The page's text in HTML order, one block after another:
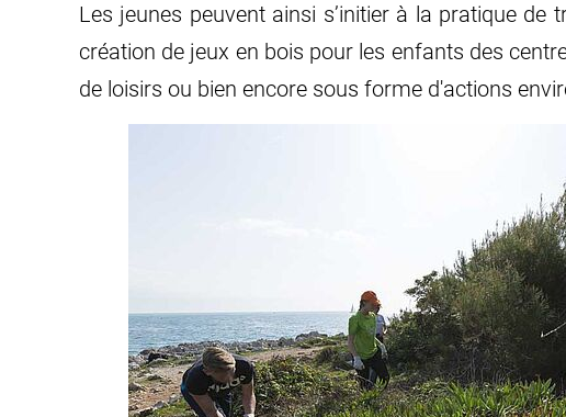
Les jeunes peuvent ainsi s’initier à la pratique
création de jeux en bois pour les enfants des
de loisirs ou bien encore sous forme d'actions